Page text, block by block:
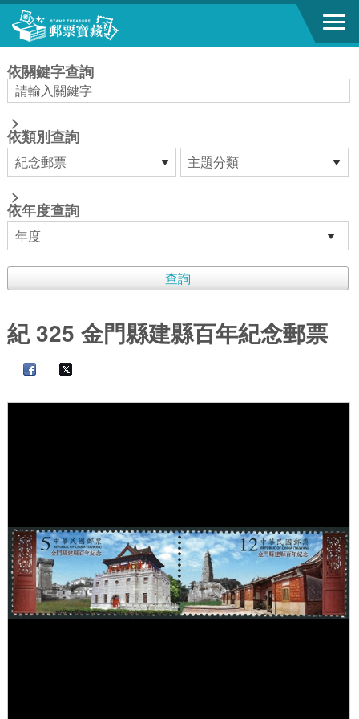
跳到主要內容區塊
依關鍵字查詢
>
依類別查詢
>
依年度查詢
紀 325 金門縣建縣百年紀念郵票